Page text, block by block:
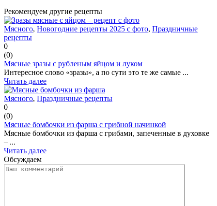
Рекомендуем другие рецепты
Мясного, Новогодние рецепты 2025 с фото, Праздничные
рецепты
0
(0)
Мясные зразы с рубленым яйцом и луком
Интересное слово «зразы», а по сути это те же самые ...
Читать далее
Мясного, Праздничные рецепты
0
(0)
Мясные бомбочки из фарша с грибной начинкой
Мясные бомбочки из фарша с грибами, запеченные в духовке
– ...
Читать далее
Обсуждаем